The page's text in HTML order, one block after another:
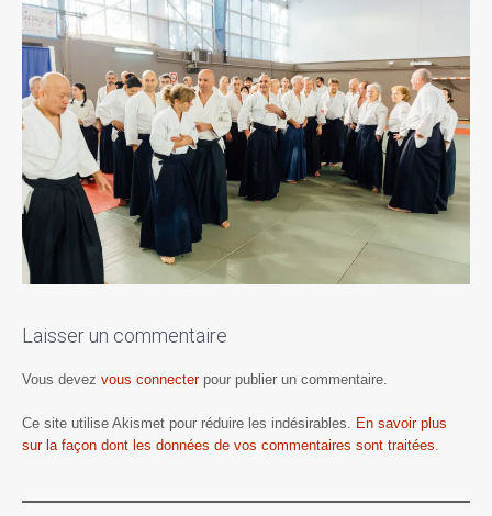
Laisser un commentaire
Vous devez vous connecterpour publier un commentaire.
Ce site utilise Akismet pour réduire les indésirables.
En savoir plus
sur la façon dont les données de vos commentaires sont traitées